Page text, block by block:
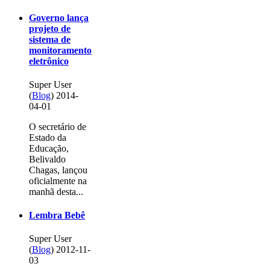
Governo lança
projeto de
sistema de
monitoramento
eletrônico
Super User
(Blog) 2014-
04-01
O secretário de
Estado da
Educação,
Belivaldo
Chagas, lançou
oficialmente na
manhã desta...
Lembra Bebê
Super User
(Blog) 2012-11-
03